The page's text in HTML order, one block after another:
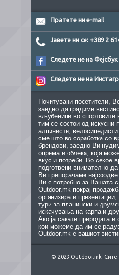
Пратете ни e-mail
Јавете ни се: +389 2
Следете не на Фејсбук
Следете не на
Почитувани посетители,
заедно да градиме
вљубеници во спортовите
тим се состои од искусни
алпинисти, велосипедисти
сме што во соработка со
брендови, заедно Ви
опрема и облека, која
вкус и потреби. Во секое
подготвени внимателно
Ви препорачаме
Ви е потребно за Вашата
Outdoor.mk покрај
организира и
тури за планински и
искачувања на карпа и
Ако ја сакате природата и
кои можеме да им се
Outdoor.mk е вашиот
© 2023 Outdoor.mk, Сите